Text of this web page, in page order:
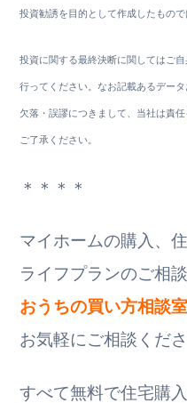
投資勧誘を目的として作成したもので
投資に関する最終決断に関してはご
行ってください。なお記載あるデー
欠落・誤謬につきまして、当社は責
ご了承ください。
＊＊＊＊
マイホームの購入、住
ライフプランのご相
おうちの買い方相談
お気軽にご相談くださ
すべて無料で住宅購